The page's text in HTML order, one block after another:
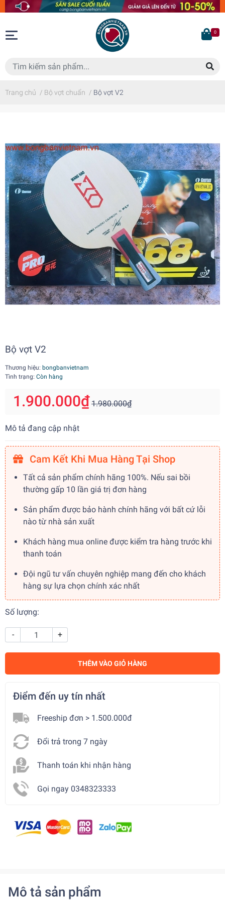
0
Trang chủ / Bộ vợt chuẩn / Bộ vợt V2
Bộ vợt V2
Thương hiệu: bongbanvietnam
Tình trạng: Còn hàng
1.900.000₫ 1.980.000₫
Mô tả đang cập nhật
Cam Kết Khi Mua Hàng Tại Shop
Tất cả sản phẩm chính hãng 100%. Nếu sai bồi
thường gấp 10 lần giá trị đơn hàng
Sản phẩm được bảo hành chính hãng với bất cứ lỗi
nào từ nhà sản xuất
Khách hàng mua online được kiểm tra hàng trước khi
thanh toán
Đội ngũ tư vấn chuyên nghiệp mang đến cho khách
hàng sự lựa chọn chính xác nhất
Số lượng:
- +
THÊM VÀO GIỎ HÀNG
Điểm đến uy tín nhất
Freeship đơn > 1.500.000đ
Đổi trả trong 7 ngày
Thanh toán khi nhận hàng
Gọi ngay 0348323333
Mô tả sản phẩm